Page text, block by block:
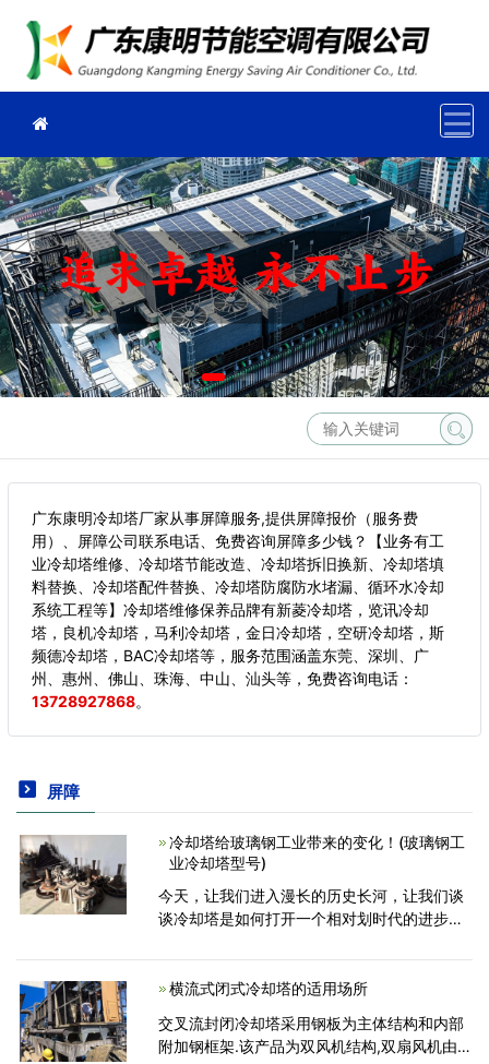
广东康明冷却塔厂家从事屏障服务,提供屏障报价（服务费
用）、屏障公司联系电话、免费咨询屏障多少钱？【业务有工
业冷却塔维修、冷却塔节能改造、冷却塔拆旧换新、冷却塔填
料替换、冷却塔配件替换、冷却塔防腐防水堵漏、循环水冷却
系统工程等】冷却塔维修保养品牌有新菱冷却塔，览讯冷却
塔，良机冷却塔，马利冷却塔，金日冷却塔，空研冷却塔，斯
频德冷却塔，BAC冷却塔等，服务范围涵盖东莞、深圳、广
州、惠州、佛山、珠海、中山、汕头等， 免费咨询电话：
13728927868。
屏障
冷却塔给玻璃钢工业带来的变化！(玻璃钢工
业冷却塔型号)
今天，让我们进入漫长的历史长河，让我们谈
谈冷却塔是如何打开一个相对划时代的进步，
性的变化，在我们的玻璃钢工业已经发生了。
这样进入了一个新的时
横流式闭式冷却塔的适用场所
交叉流封闭冷却塔采用钢板为主体结构和内部
附加钢框架.该产品为双风机结构,双扇风机由同